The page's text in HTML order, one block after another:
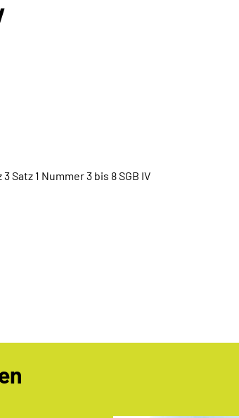
1 Nummer 3 bis 8 SGB IV